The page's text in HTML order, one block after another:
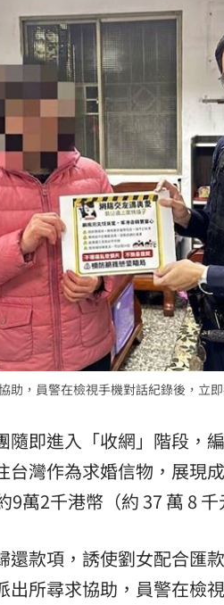
助，員警在檢視手機對話紀錄後，立
隨即進入「收網」階段，
灣作為求婚信物，展現
萬2千港幣（約 37 萬 8
還款項，誘使劉女配合匯
出所尋求協助，員警在檢